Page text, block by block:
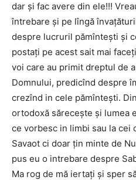
dar şi fac avere din ele!!!
întrebare şi pe lîngă
despre lucruril pămînteşti şi
postaţi pe acest sait mai
voi care au primit dreptul de
Domnului, predicînd despre
crezînd in cele pămînteşti.
ortodoxă săreceşte şi lumea
ce vorbesc in limbi sau la cei
Savaot ci doar ţin minte de
pus eu o intrebare despre
Ma rog de mă iertaţi şi sper